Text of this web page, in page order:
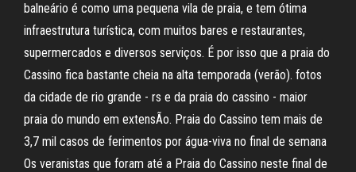
balneário é como uma pequena vila de praia, e tem ótima
infraestrutura turística, com muitos bares e restaurantes,
supermercados e diversos serviços. É por isso que a praia do
Cassino fica bastante cheia na alta temporada (verão). fotos
da cidade de rio grande - rs e da praia do cassino - maior
praia do mundo em extensÃo. Praia do Cassino tem mais de
3,7 mil casos de ferimentos por água-viva no final de semana
Os veranistas que foram até a Praia do Cassino neste final de